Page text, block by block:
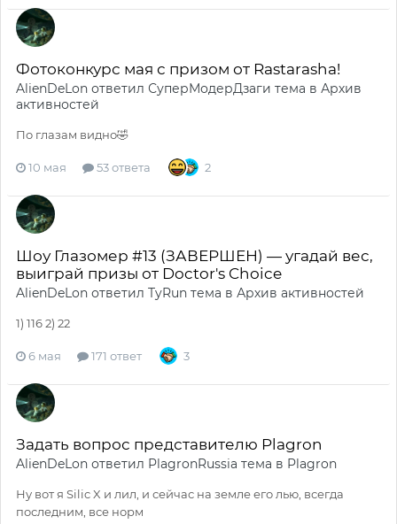
Фотоконкурс мая с призом от Rastarasha!
AlienDeLon ответил СуперМодерДзаги тема в Архив
активностей
По глазам видно🤣
10 мая 53 ответа 2
Шоу Глазомер #13 (ЗАВЕРШЕН) — угадай вес,
выиграй призы от Doctor's Choice
AlienDeLon ответил TyRun тема в Архив активностей
1) 116 2) 22
6 мая 171 ответ 3
Задать вопрос представителю Plagron
AlienDeLon ответил PlagronRussia тема в Plagron
Ну вот я Silic X и лил, и сейчас на земле его лью, всегда
последним, все норм